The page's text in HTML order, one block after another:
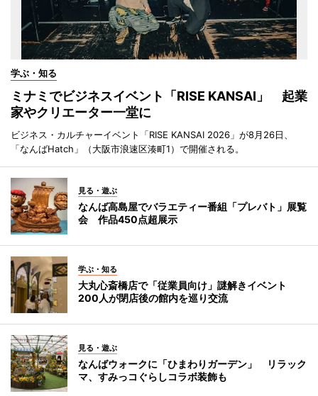
学ぶ・知る
ミナミでビジネスイベント「RISE KANSAI」 起業
家やクリエーター一堂に
ビジネス・カルチャーイベント「RISE KANSAI 2026」が8月26日、
「なんばHatch」（大阪市浪速区湊町1）で開催される。
見る・遊ぶ
なんば高島屋でバラエティー番組「プレバト」展覧
会 作品450点超展示
学ぶ・知る
大丸心斎橋店で「従業員向け」謎解きイベント
200人が閉店後の館内を巡り交流
見る・遊ぶ
なんばウォークに「ひまわりガーデン」 リラック
マ、すみっコぐらしコラボ装飾も